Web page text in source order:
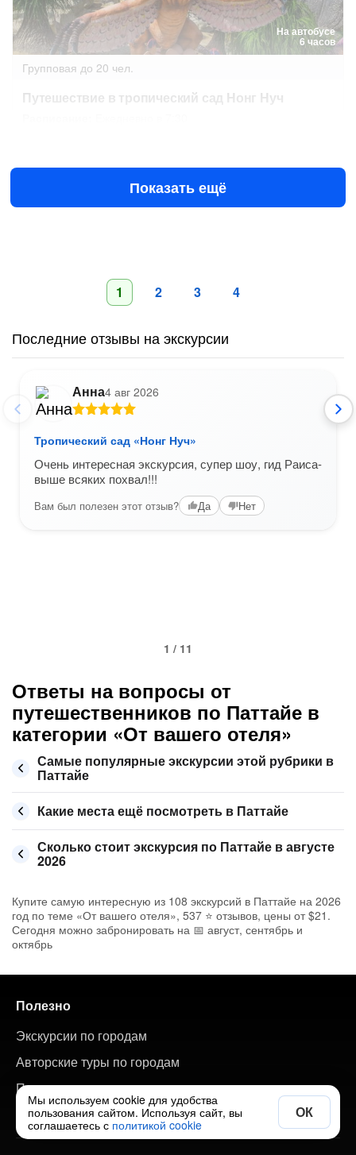
На автобусе
6 часов
Групповая до 20 чел.
Путешествие в тропический сад Нонг Нуч
1050 ฿за человека
Показать ещё
1 2 3 4
Последние отзывы на экскурсии
Анна4 авг 2026
Тропический сад «Нонг Нуч»
Очень интересная экскурсия, супер шоу, гид Раиса-
выше всяких похвал!!!
Вам был полезен этот отзыв? Да Нет
1 / 11
Ответы на вопросы от
путешественников по Паттайе в
категории «От вашего отеля»
Самые популярные экскурсии этой рубрики в
Паттайе
Какие места ещё посмотреть в Паттайе
Сколько стоит экскурсия по Паттайе в августе
2026
Купите самую интересную из 108 экскурсий в Паттайе на 2026
год по теме «От вашего отеля», 537 ⭐ отзывов, цены от $21.
Сегодня можно забронировать на 📅 август, сентябрь и
октябрь
Полезно
Экскурсии по городам
Авторские туры по городам
Путеводитель по странам и городам
Добавить свою экскурсию
Мы используем cookie для удобства
пользования сайтом. Используя сайт, вы
соглашаетесь с политикой cookie
ОК